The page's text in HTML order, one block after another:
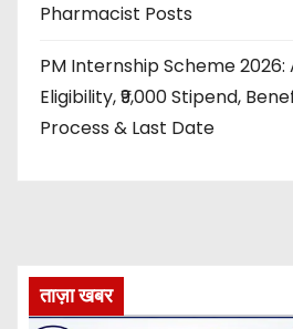
Pharmacist Posts
PM Internship Scheme 2026:
Eligibility, ₹9,000 Stipend,
Process & Last Date
ताज़ा खबर